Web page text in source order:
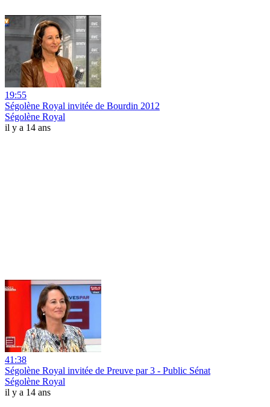
19:55
Ségolène Royal invitée de Bourdin 2012
Ségolène Royal
il y a 14 ans
41:38
Ségolène Royal invitée de Preuve par 3 - Public Sénat
Ségolène Royal
il y a 14 ans